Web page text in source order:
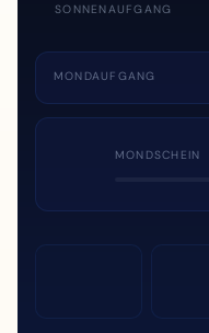
SONNENAUFGANG
MONDAUFGANG
MONDSCHEIN